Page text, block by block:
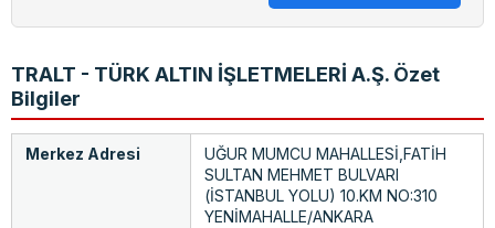
TRALT - TÜRK ALTIN İŞLETMELERİ A.Ş. Özet
Bilgiler
Merkez Adresi
UĞUR MUMCU MAHALLESİ,FATİH
SULTAN MEHMET BULVARI
(İSTANBUL YOLU) 10.KM NO:310
YENİMAHALLE/ANKARA